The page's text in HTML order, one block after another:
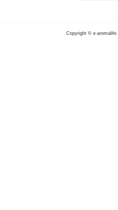
Copyright © e-aromalife